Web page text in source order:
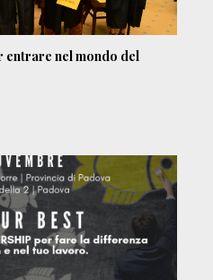
entrare nel mondo del